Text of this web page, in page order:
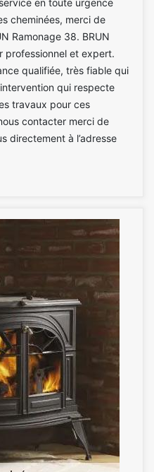
cheminées, merci de
Ramonage 38. BRUN
professionnel et expert.
qualifiée, très fiable qui
qui respecte
travaux pour ces
contacter merci de
directement à l’adresse